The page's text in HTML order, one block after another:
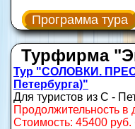
Программа тура
Турфирма
Тур "СОЛОВКИ.
Петербурга)"
Для туристов из С -
Продолжительность в
Стоимость: 45400 руб.